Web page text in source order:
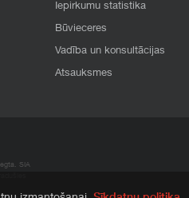
Iepirkumu statistika
Būvieceres
Vadība un konsultācijas
Atsauksmes
SIA